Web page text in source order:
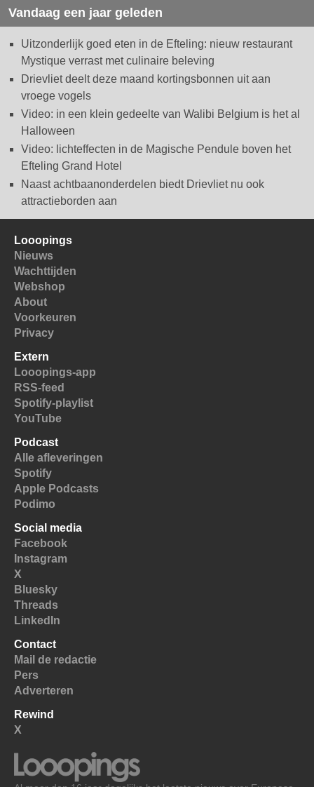
Vandaag een jaar geleden
Uitzonderlijk goed eten in de Efteling: nieuw restaurant
Mystique verrast met culinaire beleving
Drievliet deelt deze maand kortingsbonnen uit aan
vroege vogels
Video: in een klein gedeelte van Walibi Belgium is het al
Halloween
Video: lichteffecten in de Magische Pendule boven het
Efteling Grand Hotel
Naast achtbaanonderdelen biedt Drievliet nu ook
attractieborden aan
Looopings
Nieuws
Wachttijden
Webshop
About
Voorkeuren
Privacy
Extern
Looopings-app
RSS-feed
Spotify-playlist
YouTube
Podcast
Alle afleveringen
Spotify
Apple Podcasts
Podimo
Social media
Facebook
Instagram
X
Bluesky
Threads
LinkedIn
Contact
Mail de redactie
Pers
Adverteren
Rewind
X